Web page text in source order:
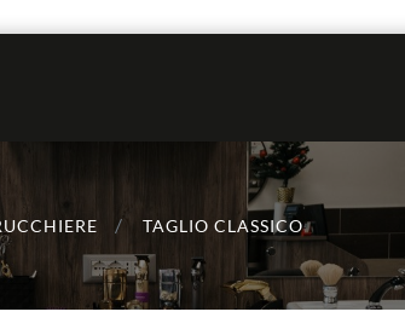
TAGLIO CLASSICO